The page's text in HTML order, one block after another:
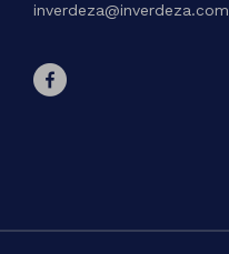
inverdeza@inverdeza.com